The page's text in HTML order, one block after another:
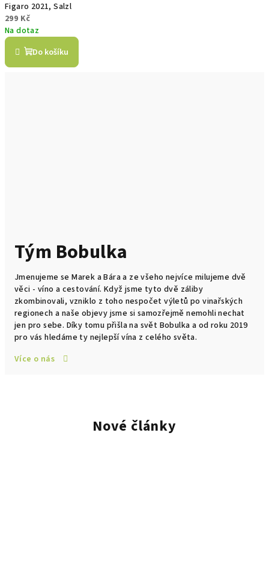
Figaro 2021, Salzl
299 Kč
Na dotaz
Do košíku
Tým Bobulka
Jmenujeme se Marek a Bára a ze všeho nejvíce milujeme dvě
věci - víno a cestování. Když jsme tyto dvě záliby
zkombinovali, vzniklo z toho nespočet výletů po vinařských
regionech a naše objevy jsme si samozřejmě nemohli nechat
jen pro sebe. Díky tomu přišla na svět Bobulka a od roku 2019
pro vás hledáme ty nejlepší vína z celého světa.
Více o nás
Nové články